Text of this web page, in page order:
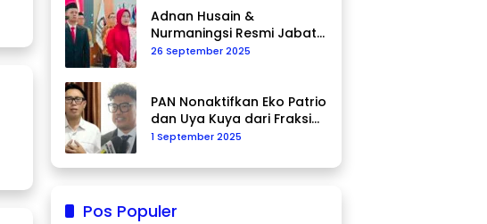
Adnan Husain &
Nurmaningsi Resmi Jabat
Komisioner KPU Palopo
26 September 2025
PAN Nonaktifkan Eko Patrio
dan Uya Kuya dari Fraksi
DPR RI
1 September 2025
Pos Populer